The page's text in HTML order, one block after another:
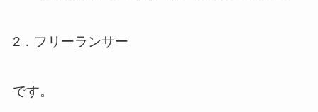
2．フリーランサー
です。